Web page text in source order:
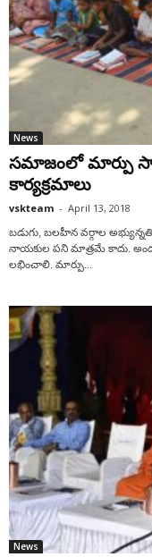
News
సమాజంలో మార్పు
కార్యక్రమాలు
vskteam - April 13, 2018
బడుగు, బలహీన వర్గాల
నాయకుల పని మాత్రమే కాదు.
లభించాలి. మార్పు...
News